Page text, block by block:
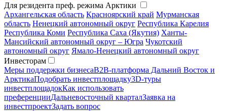
Для резидента преф. режима Арктики
Архангельская область Красноярский край Мурманская
область Ненецкий автономный округ Республика Карелия
Республика Коми Республика Саха (Якутия) Ханты-
Мансийский автономный округ – Югра Чукотский
автономный округ Ямало-Ненецкий автономный округ
Инвесторам
Меры поддержки бизнесаB2B-платформа Дальний Восток и
АрктикаПодобрать инвестплощадку3D-туры
инвестплощадокКак использовать
преференцииДальневосточный кварталЗаявка на
инвестпроектЗадать вопрос